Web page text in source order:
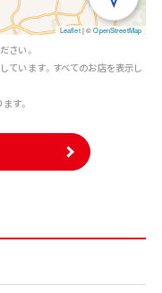
Leaflet |©OpenStreetMap
さい。
ています。すべてのお店を表示し
す。